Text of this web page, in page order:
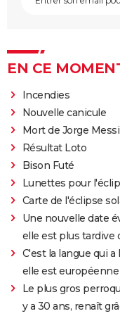
EN CE
Incendies
Nouvelle canicule
Mort de Jorge Messi
Résultat Loto
Bison Futé
Lunettes pour
Carte de l'éclipse
Une nouvelle date
elle est plus tardive
C'est la langue qui
elle est européenne
Le plus gros
y a 30 ans, renaît